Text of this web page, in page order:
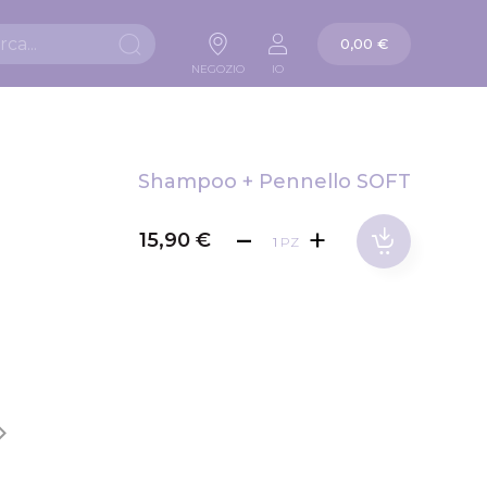
NEGOZIO IO
La mia carta
0,00 €
Shampoo + Pennello SOFT
15,90 € PZ